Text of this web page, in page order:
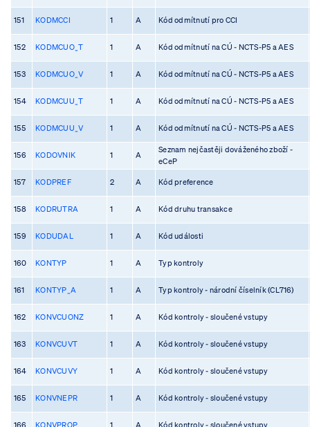
151 KODMCCI 1 A Kód odmítnutí pro CCI
152 KODMCUO_T 1 A Kód odmítnutí na CÚ - NCTS-P5 a AES
153 KODMCUO_V 1 A Kód odmítnutí na CÚ - NCTS-P5 a AES
154 KODMCUU_T 1 A Kód odmítnutí na CÚ - NCTS-P5 a AES
155 KODMCUU_V 1 A Kód odmítnutí na CÚ - NCTS-P5 a AES
156 KODOVNIK 1 A
Seznam nejčastěji dováženého zboží -
eCeP
157 KODPREF 2 A Kód preference
158 KODRUTRA 1 A Kód druhu transakce
159 KODUDAL 1 A Kód události
160 KONTYP 1 A Typ kontroly
161 KONTYP_A 1 A Typ kontroly - národní číselník (CL716)
162 KONVCUONZ 1 A Kód kontroly - sloučené vstupy
163 KONVCUVT 1 A Kód kontroly - sloučené vstupy
164 KONVCUVY 1 A Kód kontroly - sloučené vstupy
165 KONVNEPR 1 A Kód kontroly - sloučené vstupy
166 KONVPROP 1 A Kód kontroly - sloučené vstupy